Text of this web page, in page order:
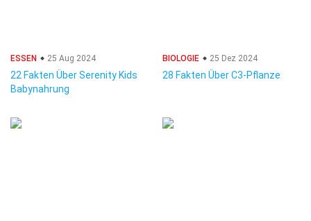
ESSEN 25 Aug 2024
22 Fakten Über Serenity Kids
Babynahrung
BIOLOGIE 25 Dez 2024
28 Fakten Über C3-Pflanze